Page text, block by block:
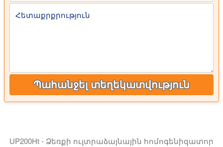
Հետաքրքրություն
Պահանջել տեղեկատվություն
UP200Ht - Ձեռքի ուլտրաձայնային հոմոգենիզատոր